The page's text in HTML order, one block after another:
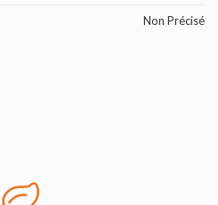
Non Précisé